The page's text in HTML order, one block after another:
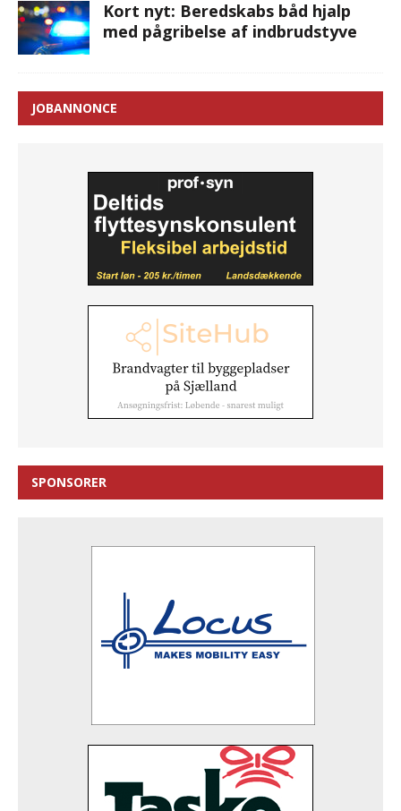
Kort nyt: Beredskabs båd hjalp
med pågribelse af indbrudstyve
JOBANNONCE
SPONSORER